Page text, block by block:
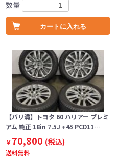
数量
カートに入れる
【バリ溝】トヨタ 60 ハリアー プレミ
アム 純正 18in 7.5J +45 PCD11…
￥70,800 (税込)
送料無料